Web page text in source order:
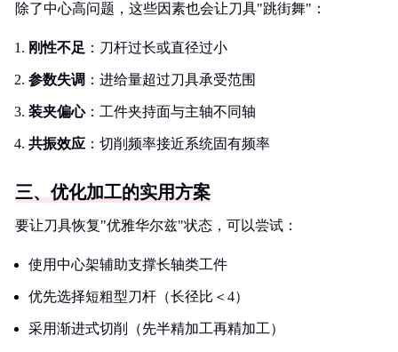
除了中心高问题，这些因素也会让刀具"跳街舞"：
刚性不足 ：刀杆过长或直径过小
参数失调 ：进给量超过刀具承受范围
装夹偏心：工件夹持面与主轴不同轴
共振效应 ：切削频率接近系统固有频率
三、优化加工的实用方案
要让刀具恢复"优雅华尔兹"状态，可以尝试：
使用中心架辅助支撑长轴类工件
优先选择短粗型刀杆（长径比＜4）
采用渐进式切削（先半精加工再精加工）